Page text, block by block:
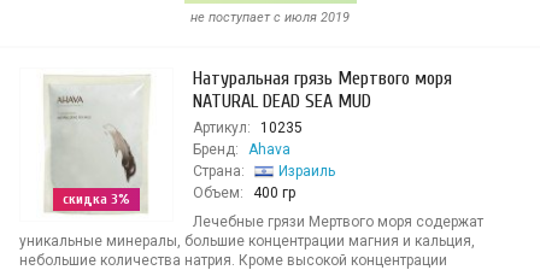
не поступает c июля 2019
скидка 3%
Натуральная грязь Мертвого моря
NATURAL DEAD SEA MUD
Артикул:
10235
Бренд:
Ahava
Страна:
Израиль
Объем:
400 гр
Лечебные грязи Мертвого моря содержат
уникальные минералы, большие концентрации магния и кальция,
небольшие количества натрия. Кроме высокой концентрации